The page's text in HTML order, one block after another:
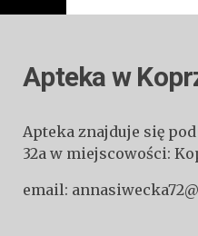
Apteka w
Apteka znajduje się
32a w miejscowości:
email: